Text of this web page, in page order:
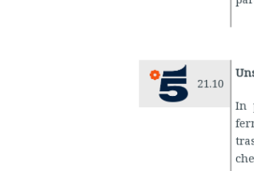
MARTEDÌ 20 OTTOBRE